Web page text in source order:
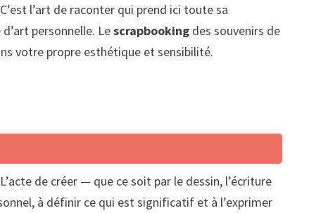
l’art de raconter qui prend ici toute sa
personnelle. Lescrapbooking des souvenirs de
votre propre esthétique et sensibilité.
de créer — que ce soit par le dessin, l’écriture
à définir ce qui est significatif et à l’exprimer